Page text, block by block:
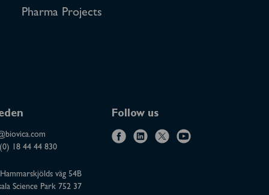
Pharma Projects
18 44 44 830
väg 54B
Science Park 752 37
Follow us
f
l
x
y